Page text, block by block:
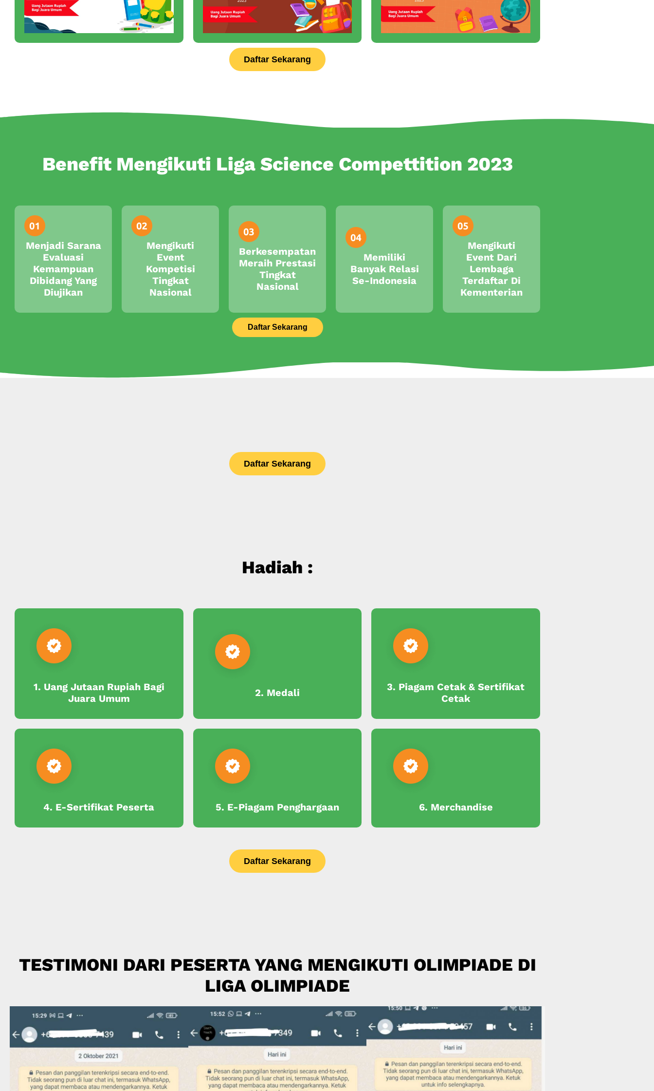
Daftar Sekarang
Benefit Mengikuti Liga Science Compettition 2023
Menjadi Sarana
Evaluasi
Kemampuan
Dibidang Yang
Diujikan
Mengikuti
Event
Kompetisi
Tingkat
Nasional
Berkesempatan
Meraih Prestasi
Tingkat
Nasional
Memiliki
Banyak Relasi
Se-Indonesia
Mengikuti
Event Dari
Lembaga
Terdaftar Di
Kementerian
Daftar Sekarang
Daftar Sekarang
Hadiah :
1. Uang Jutaan Rupiah Bagi
Juara Umum
2. Medali
3. Piagam Cetak & Sertifikat
Cetak
4. E-Sertifikat Peserta 5. E-Piagam Penghargaan 6. Merchandise
Daftar Sekarang
TESTIMONI DARI PESERTA YANG MENGIKUTI OLIMPIADE DI
LIGA OLIMPIADE